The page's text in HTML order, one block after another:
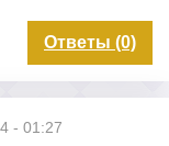
Ответы (0)
- 01:27